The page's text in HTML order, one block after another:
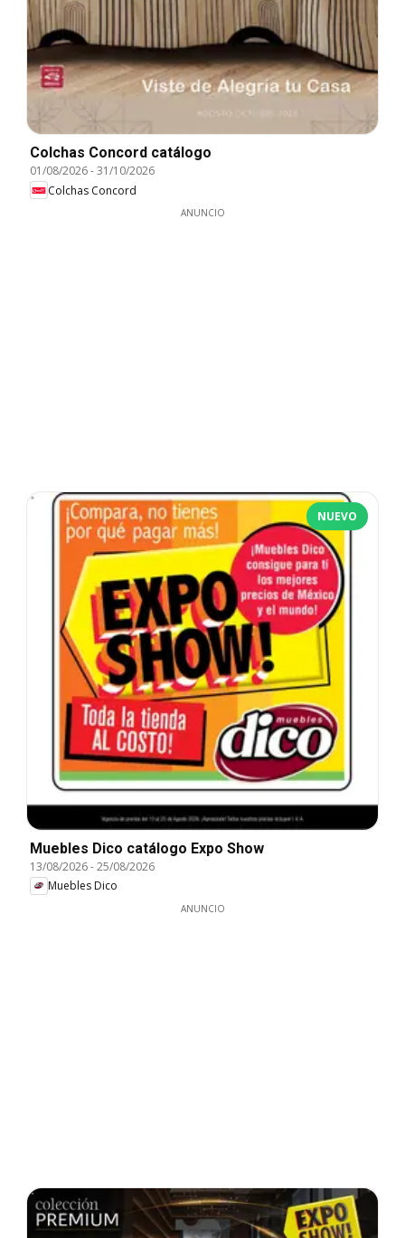
Colchas Concord catálogo
01/08/2026-31/10/2026
Colchas Concord
ANUNCIO
NUEVO
Muebles Dico catálogo Expo Show
13/08/2026-25/08/2026
Muebles Dico
ANUNCIO